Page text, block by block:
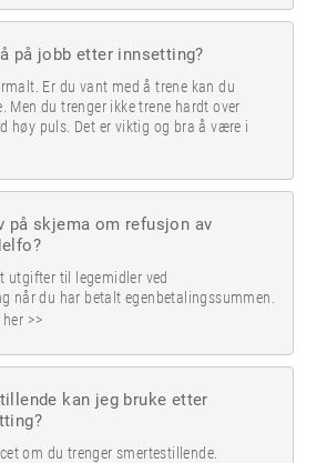
på jobb etter innsetting?
Er du vant med å trene kan du
Men du trenger ikke trene hardt over
høy puls. Det er viktig og bra å være i
på skjema om refusjon av
utgifter til legemidler ved
når du har betalt egenbetalingssummen.
>>
kan jeg bruke etter
om du trenger smertestillende.